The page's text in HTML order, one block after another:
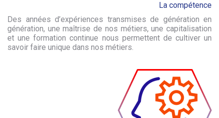
La compétence
Des années d’expériences transmises de génération en
génération, une maîtrise de nos métiers, une capitalisation
et une formation continue nous permettent de cultiver un
savoir faire unique dans nos métiers.